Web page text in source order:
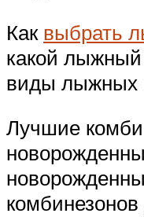
Как выбрать
какой
виды лыжных
Лучшие
комбинезонов